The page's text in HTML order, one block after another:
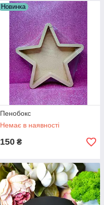
Новинка
Пенобокс
Немає в наявності
150 ₴